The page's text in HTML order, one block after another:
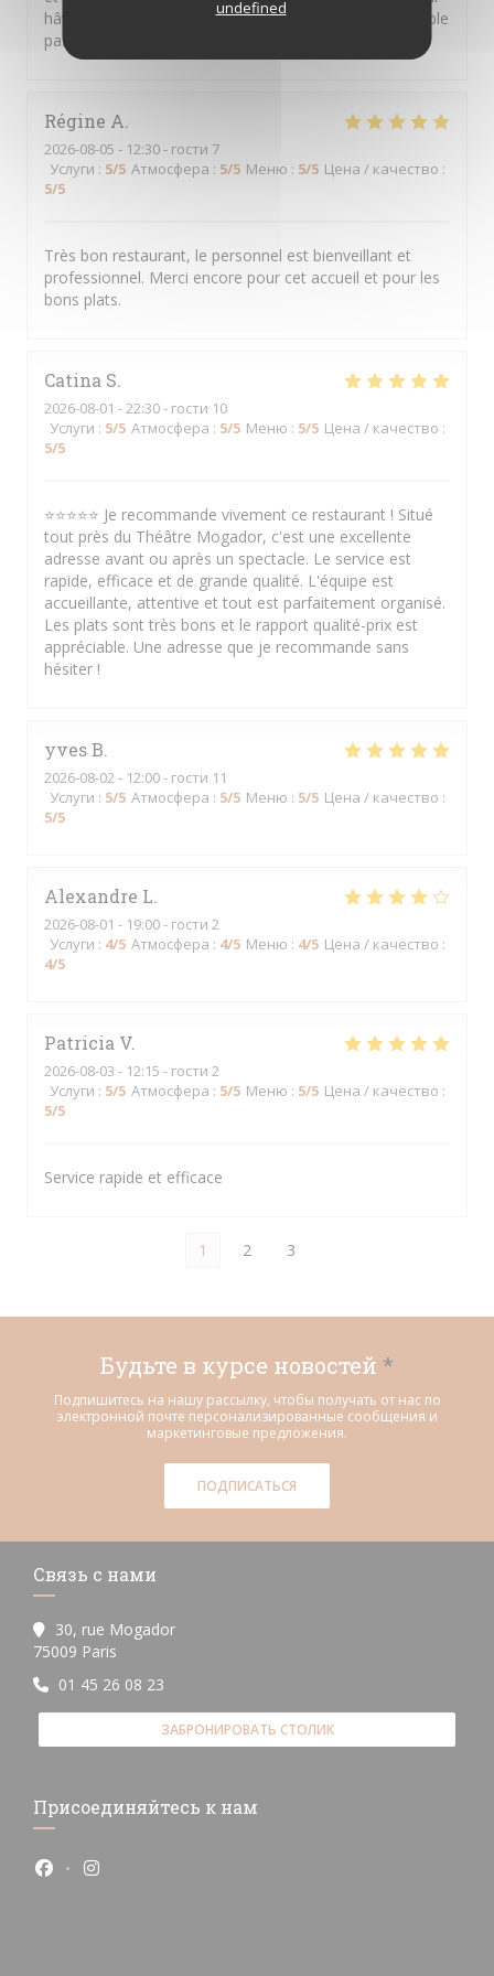
undefined
hâte d'y retourner... Merci pour ce moment très agréable
passé dans votre restaurant.
Régine A
2026-08-05 - 12:30 - гости 7
Услуги : 5/5 Атмосфера : 5/5 Меню : 5/5 Цена / качество :
5/5
Très bon restaurant, le personnel est bienveillant et
professionnel. Merci encore pour cet accueil et pour les
bons plats.
Catina S
2026-08-01 - 22:30 - гости 10
Услуги : 5/5 Атмосфера : 5/5 Меню : 5/5 Цена / качество :
5/5
⭐⭐⭐⭐⭐ Je recommande vivement ce restaurant ! Situé
tout près du Théâtre Mogador, c'est une excellente
adresse avant ou après un spectacle. Le service est
rapide, efficace et de grande qualité. L'équipe est
accueillante, attentive et tout est parfaitement organisé.
Les plats sont très bons et le rapport qualité-prix est
appréciable. Une adresse que je recommande sans
hésiter !
yvesB
2026-08-02 - 12:00 - гости 11
Услуги : 5/5 Атмосфера : 5/5 Меню : 5/5 Цена / качество :
5/5
Alexandre L
2026-08-01 - 19:00 - гости 2
Услуги : 4/5 Атмосфера : 4/5 Меню : 4/5 Цена / качество :
4/5
Patricia V
2026-08-03 - 12:15 - гости 2
Услуги : 5/5 Атмосфера : 5/5 Меню : 5/5 Цена / качество :
5/5
Service rapide et efficace
1 2 3
Будьте в курсе новостей *
Подпишитесь на нашу рассылку, чтобы получать от нас по
электронной почте персонализированные сообщения и
маркетинговые предложения.
ПОДПИСАТЬСЯ
Связь с нами
30, rue Mogador
75009 Paris
01 45 26 08 23
ЗАБРОНИРОВАТЬ СТОЛИК
Присоединяйтесь к нам
Facebook ((открывается в новом окне))
Instagram ((открывается в новом окне))